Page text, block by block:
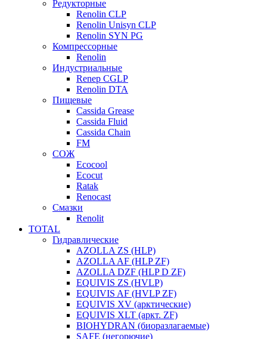
Редукторные
Renolin CLP
Renolin Unisyn CLP
Renolin SYN PG
Компрессорные
Renolin
Индустриальные
Renep CGLP
Renolin DTA
Пищевые
Cassida Grease
Cassida Fluid
Cassida Chain
FM
СОЖ
Ecocool
Ecocut
Ratak
Renocast
Смазки
Renolit
TOTAL
Гидравлические
AZOLLA ZS (HLP)
AZOLLA AF (HLP ZF)
AZOLLA DZF (HLP D ZF)
EQUIVIS ZS (HVLP)
EQUIVIS AF (HVLP ZF)
EQUIVIS XV (арктические)
EQUIVIS XLT (аркт. ZF)
BIOHYDRAN (биоразлагаемые)
SAFE (негорючие)